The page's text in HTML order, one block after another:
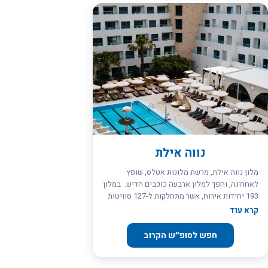
נווה אילת
מלון נווה אילת, מרשת מלונות אטלס, שופץ
לאחרונה, והפך למלון ארבעה כוכבים חדיש. במלון
193 יחידות אירוח, אשר מתחלקות ל-127 סוויטות
של עד 3 נפשות. כל אחת מיחידות האירוח מכילה
מטבחון (ובו מקרר, קומקום חשמלי וכיור ופינת
קרא עוד
חפש לסופ״ש הקרוב